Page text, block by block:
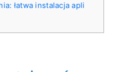
łatwa instalacja apli